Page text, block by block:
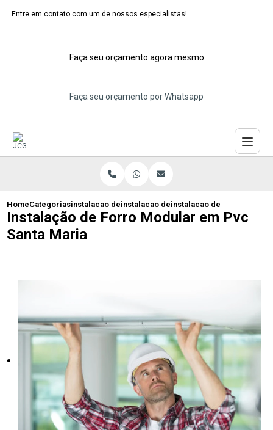
Entre em contato com um de nossos especialistas!
Faça seu orçamento agora mesmo
Faça seu orçamento por Whatsapp
HomeCategoriasinstalacao de forros moduladores
instalacao de forro modular
instalacao de forro
Instalação de Forro Modular em Pvc
Santa Maria